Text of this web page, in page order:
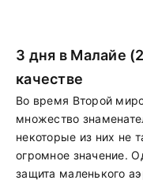
3 дня в Малайе
качестве
Во время Второй
множество
некоторые из них не
огромное значение.
защита маленького